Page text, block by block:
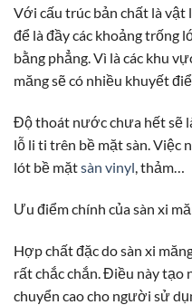
Với cấu trúc bản chất là
để là đầy các khoảng trống
bằng phẳng. Vì là các khu
măng sẽ có nhiều khuyết
Độ thoát nước chưa hết sẽ
lỗ li ti trên bề mặt sàn. Việc
lót bề mặtsàn vinyl, thảm…
Ưu điểm chính của sàn xi
Hợp chất đặc do sàn xi
rất chắc chắn. Điều này tạo
chuyển cao cho người sử